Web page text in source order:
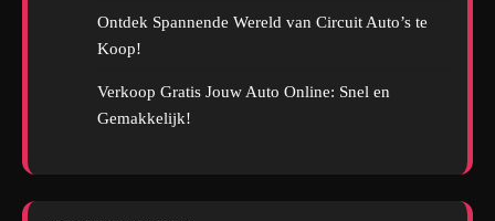
Ontdek Spannende Wereld van Circuit Auto’s te
Koop!
Verkoop Gratis Jouw Auto Online: Snel en
Gemakkelijk!